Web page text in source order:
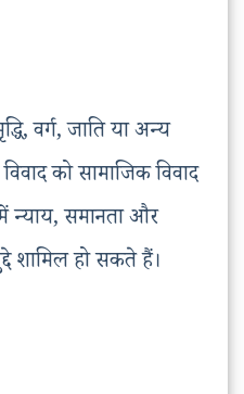
वर्ग, जाति या अन्य
को सामाजिक विवाद
न्याय, समानता और
शामिल हो सकते हैं।